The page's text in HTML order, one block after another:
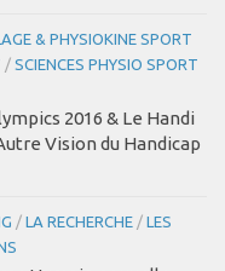
& PHYSIOKINE SPORT
/ SCIENCES PHYSIO SPORT
2016 & Le Handi
Vision du Handicap
/ LA RECHERCHE / LES